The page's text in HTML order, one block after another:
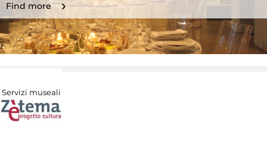
Find more
Servizi museali